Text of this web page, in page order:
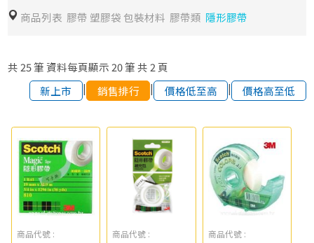
商品列表 膠帶 塑膠袋 包裝材料 膠帶類 隱形膠帶
共 25筆 資料每頁顯示 20筆 共 2頁
新上市
| 銷售排行 | 價格低至高 | 價格高至低
商品代號 :
商品代號 :
商品代號 :